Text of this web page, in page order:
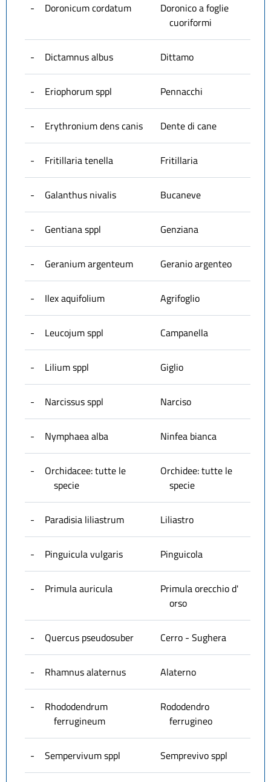
- Doronicum cordatum
Doronico a foglie
cuoriformi
- Dictamnus albus Dittamo
- Eriophorum sppl Pennacchi
- Erythronium dens canis Dente di cane
- Fritillaria tenella Fritillaria
- Galanthus nivalis Bucaneve
- Gentiana sppl Genziana
- Geranium argenteum Geranio argenteo
- Ilex aquifolium Agrifoglio
- Leucojum sppl Campanella
- Lilium sppl Giglio
- Narcissus sppl Narciso
- Nymphaea alba Ninfea bianca
-
Orchidacee: tutte le
specie
Orchidee: tutte le
specie
- Paradisia liliastrum Liliastro
- Pinguicula vulgaris Pinguicola
- Primula auricula
Primula orecchio d'
orso
- Quercus pseudosuber Cerro - Sughera
- Rhamnus alaternus Alaterno
-
Rhododendrum
ferrugineum
Rododendro
ferrugineo
- Sempervivum sppl Semprevivo sppl